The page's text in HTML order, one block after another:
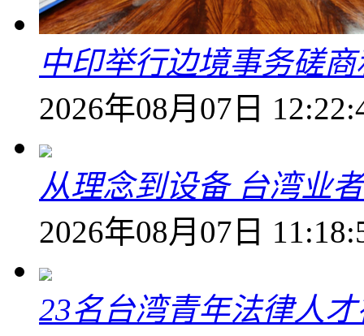
中印举行边境事务磋
2026年08月07日
从理念到设备 台湾业
2026年08月07日
23名台湾青年法律人